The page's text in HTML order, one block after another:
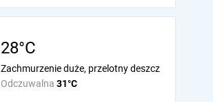
28°C
Odczuwalna 31°C
Zachmurzenie duże, przelotny deszcz